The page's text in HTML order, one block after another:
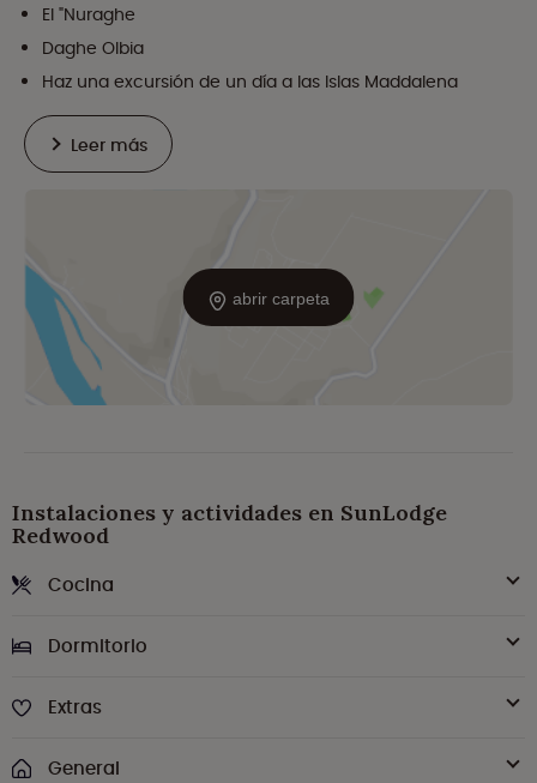
abrir carpeta
El "Nuraghe
Daghe Olbia
Haz una excursión de un día a las Islas Maddalena
Leer más
Instalaciones y actividades en SunLodge
Redwood
Cocina
Dormitorio
Extras
General